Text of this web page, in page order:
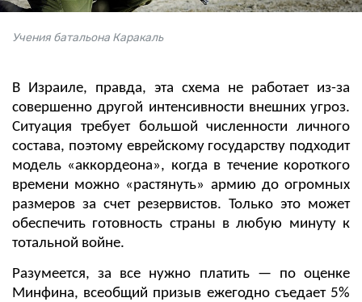
Учения батальона Каракаль
В Израиле, правда, эта схема не работает из-за
совершенно другой интенсивности внешних угроз.
Ситуация требует большой численности личного
состава, поэтому еврейскому государству подходит
модель «аккордеона», когда в течение короткого
времени можно «растянуть» армию до огромных
размеров за счет резервистов. Только это может
обеспечить готовность страны в любую минуту к
тотальной войне.
Разумеется, за все нужно платить — по оценке
Минфина, всеобщий призыв ежегодно съедает 5%